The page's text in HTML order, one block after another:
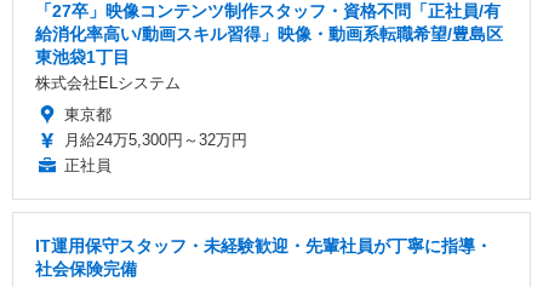
「27卒」映像コンテンツ制作スタッフ・資格不問「正社員/有
給消化率高い/動画スキル習得」映像・動画系転職希望/豊島区
東池袋1丁目
株式会社ELシステム
東京都
月給24万5,300円～32万円
正社員
IT運用保守スタッフ・未経験歓迎・先輩社員が丁寧に指導・
社会保険完備